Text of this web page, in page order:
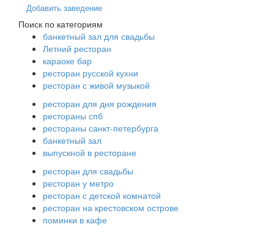
Добавить заведение
Поиск по категориям
банкетный зал для свадьбы
Летний ресторан
караоке бар
ресторан русской кухни
ресторан с живой музыкой
ресторан для дня рождения
рестораны спб
рестораны санкт-петербурга
банкетный зал
выпускной в ресторане
ресторан для свадьбы
ресторан у метро
ресторан с детской комнатой
ресторан на крестовском острове
поминки в кафе